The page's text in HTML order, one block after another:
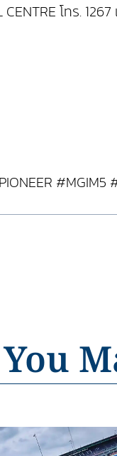
โทร.
#MGIM5
You